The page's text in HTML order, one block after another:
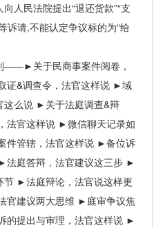
民法院提出“退还货款”“支
诉请,不能认定争议标的为“给
关于民商事案件阅卷，
证&调查令，法官这样说 ►域
这么说 ►关于法庭调查&辩
法官这样说 ►微信聊天记录如
件管辖，法官这样说 ►备位诉
法庭答辩，法官建议这三步 ►
节 ►法庭辩论，法官说这样更
官建议两大思维 ►庭审争议焦
的提出与审理，法官这样说 ►